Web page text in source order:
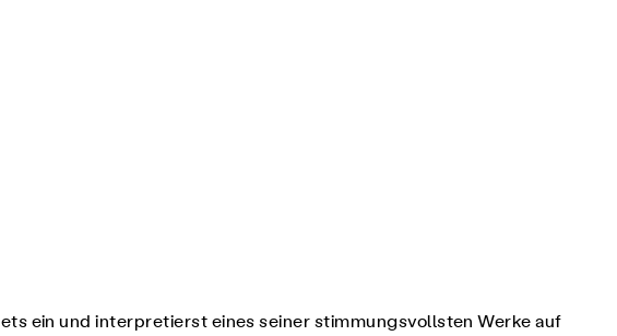
ein und interpretierst eines seiner stimmungsvollsten Werke auf